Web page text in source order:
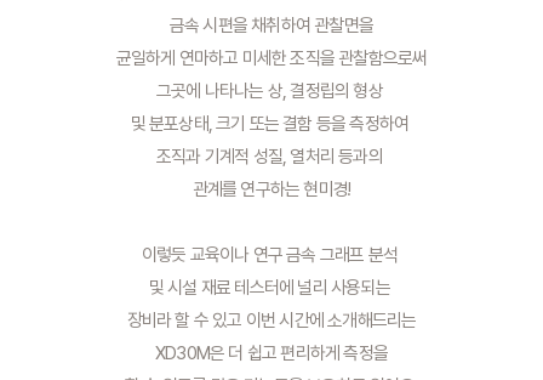
금속 시편을 채취하여 관찰면을
균일하게 연마하고 미세한 조직을 관찰함으로써
그곳에 나타나는 상, 결정립의 형상
및 분포상태, 크기 또는 결함 등을 측정하여
조직과 기계적 성질, 열처리 등과의
관계를 연구하는 현미경!
이렇듯 교육이나 연구 금속 그래프 분석
및 시설 재료 테스터에 널리 사용되는
장비라 할 수 있고 이번 시간에 소개해드리는
XD30M은 더 쉽고 편리하게 측정을